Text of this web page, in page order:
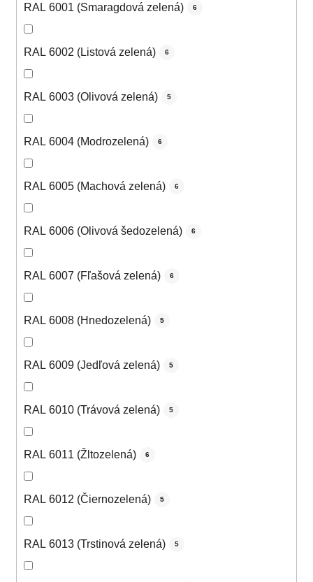
RAL 6001 (Smaragdová zelená) 6
RAL 6002 (Listová zelená) 6
RAL 6003 (Olivová zelená) 5
RAL 6004 (Modrozelená) 6
RAL 6005 (Machová zelená) 6
RAL 6006 (Olivová šedozelená) 6
RAL 6007 (Fľašová zelená) 6
RAL 6008 (Hnedozelená) 5
RAL 6009 (Jedľová zelená) 5
RAL 6010 (Trávová zelená) 5
RAL 6011 (Žltozelená) 6
RAL 6012 (Čiernozelená) 5
RAL 6013 (Trstinová zelená) 5